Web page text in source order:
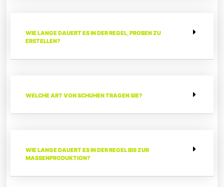
WIE LANGE DAUERT ES IN DER REGEL, PROBEN ZU
ERSTELLEN?
WELCHE ART VON SCHUHEN TRAGEN SIE?
WIE LANGE DAUERT ES IN DER REGEL BIS ZUR
MASSENPRODUKTION?